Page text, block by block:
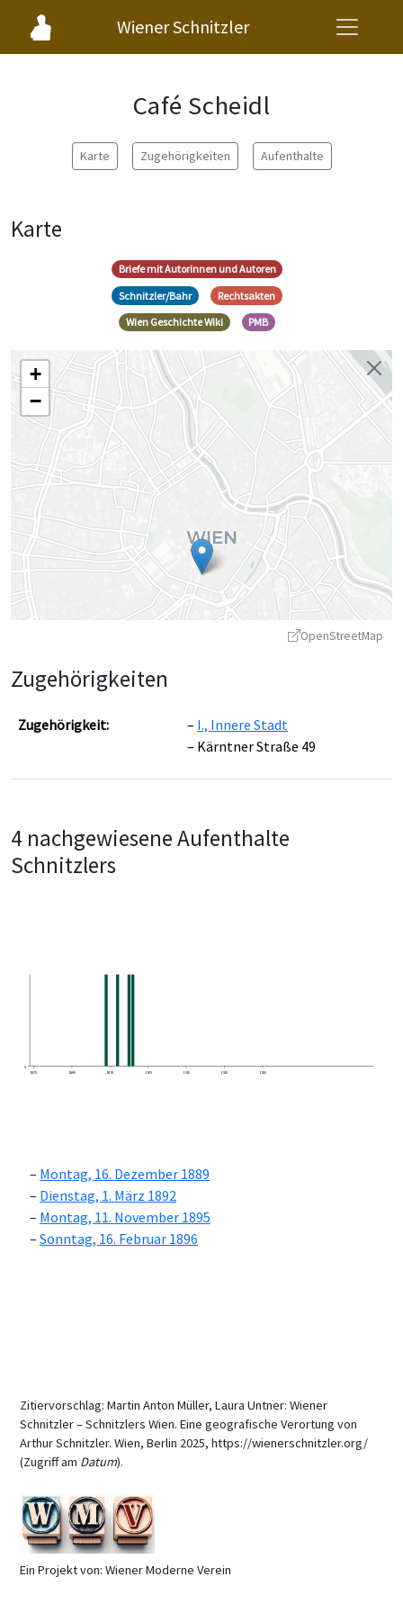
Wiener Schnitzler
Café Scheidl
Karte Zugehörigkeiten Aufenthalte
Karte
Briefe mit Autorinnen und Autoren
Schnitzler/Bahr
Rechtsakten
Wien Geschichte Wiki
PMB
+
−
OpenStreetMap
Zugehörigkeiten
Zugehörigkeit:
I., Innere Stadt
Kärntner Straße 49
4 nachgewiesene Aufenthalte
Schnitzlers
0
1870
1880 1890 1900 1910 1920 1930
Montag, 16. Dezember 1889
Dienstag, 1. März 1892
Montag, 11. November 1895
Sonntag, 16. Februar 1896
Zitiervorschlag: Martin Anton Müller, Laura Untner: Wiener
Schnitzler – Schnitzlers Wien. Eine geografische Verortung von
Arthur Schnitzler. Wien, Berlin 2025, https://wienerschnitzler.org/
(Zugriff am Datum).
Ein Projekt von: Wiener Moderne Verein